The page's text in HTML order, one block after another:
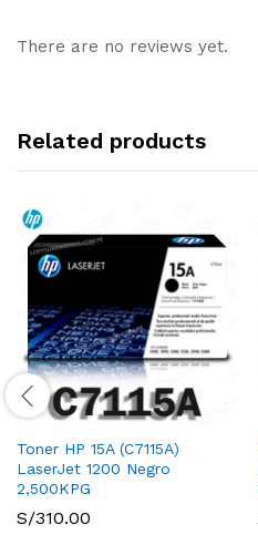
There are no reviews yet.
Related products
Toner HP 15A (C7115A)
LaserJet 1200 Negro
2,500KPG
S/310.00